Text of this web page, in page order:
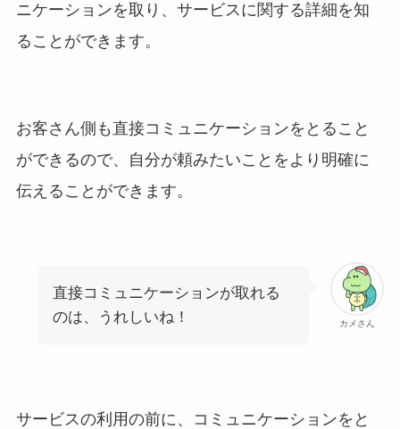
ニケーションを取り、サービスに関する詳細を知
ることができます。
お客さん側も直接コミュニケーションをとること
ができるので、自分が頼みたいことをより明確に
伝えることができます。
カメさん
直接コミュニケーションが取れる
のは、うれしいね！
サービスの利用の前に、コミュニケーションをと